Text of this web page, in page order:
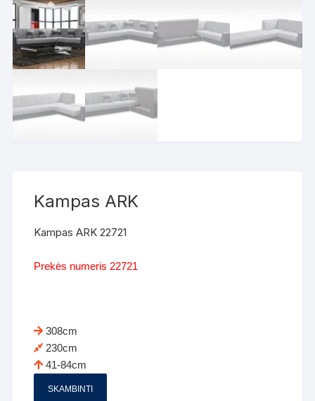
Kampas ARK
Kampas ARK 22721
Prekės numeris 22721
308cm
230cm
41-84cm
SKAMBINTI